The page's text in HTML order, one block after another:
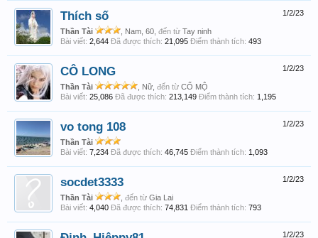
1/2/23
Thích số
Thần Tài , Nam, 60, đến từ Tay ninh
Bài viết: 2,644 Đã được thích: 21,095 Điểm thành tích: 493
1/2/23
CÔ LONG
Thần Tài , Nữ, đến từ CỔ MỘ
Bài viết: 25,086 Đã được thích: 213,149 Điểm thành tích: 1,195
1/2/23
vo tong 108
Thần Tài
Bài viết: 7,234 Đã được thích: 46,745 Điểm thành tích: 1,093
1/2/23
socdet3333
Thần Tài đến từ Gia Lai
Bài viết: 4,040 Đã được thích: 74,831 Điểm thành tích: 793
1/2/23